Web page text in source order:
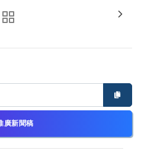
廣新聞稿